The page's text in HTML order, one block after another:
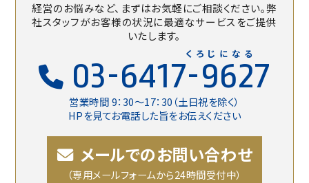
経営のお悩みなど、まずはお気軽にご相談ください。弊
社スタッフがお客様の状況に最適なサービスをご提供
いたします。
03-6417-9627
営業時間 9：30〜17：30（土日祝を除く）
HPを見てお電話した旨をお伝えください
くろじになる
メールでのお問い合わせ
（専用メールフォームから24時間受付中）